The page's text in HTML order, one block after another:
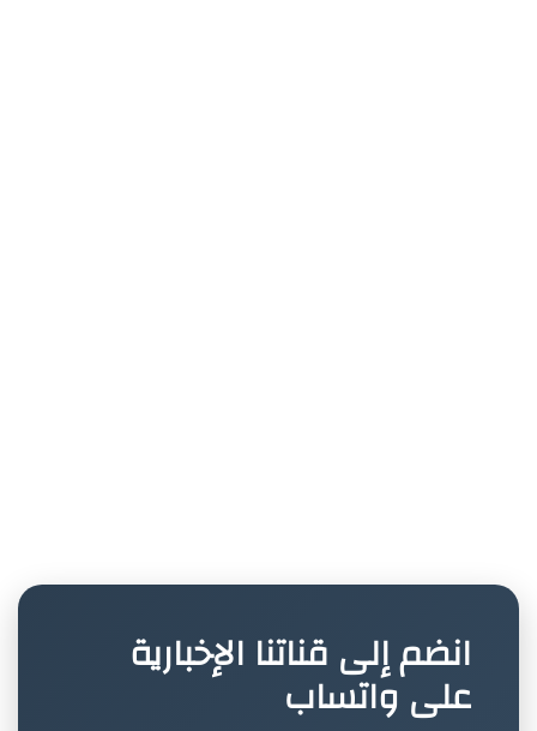
انضم إلى قناتنا الإخبارية
على واتساب